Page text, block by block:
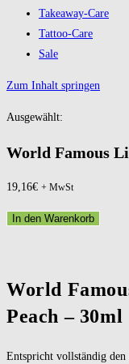
Takeaway-Care
Tattoo-Care
Sale
Zum Inhalt springen
Ausgewählt:
World Famous
19,16€ + MwSt
In den Warenkorb
World
Peach – 30ml
Entspricht vollständig den